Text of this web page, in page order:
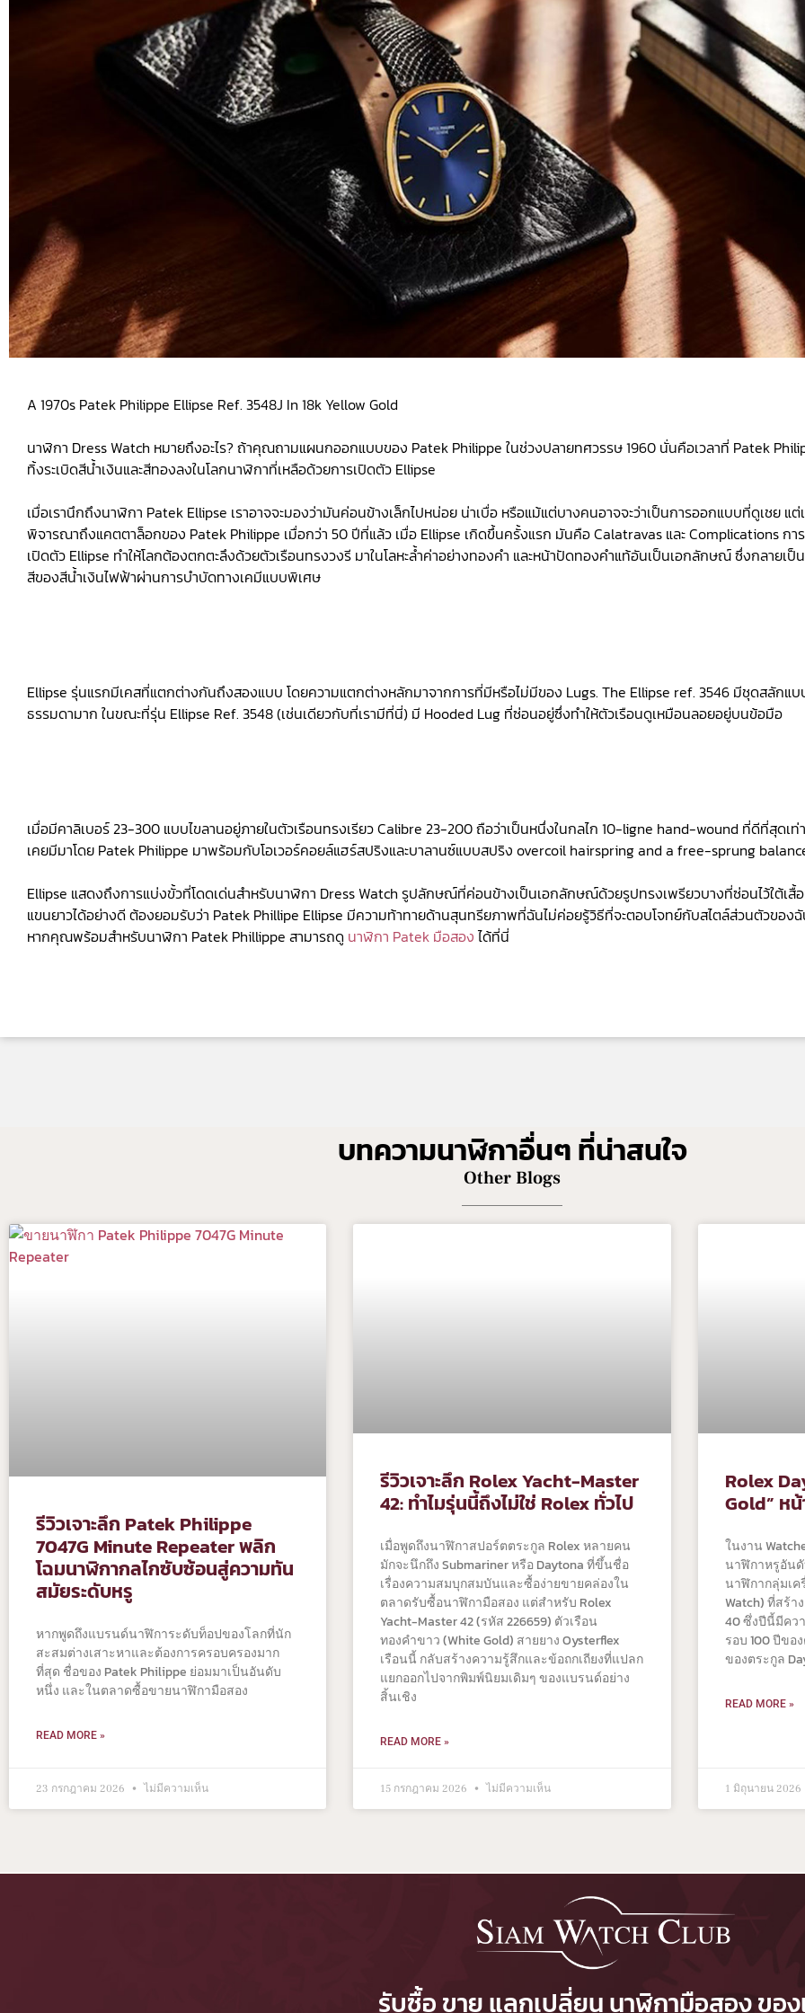
A 1970s Patek Philippe Ellipse Ref. 3548J In 18k Yellow Gold
นาฬิกา Dress Watch หมายถึงอะไร? ถ้าคุณถามแผนกออกแบบของ Patek Philippe ในช่วงปลายทศวรรษ 1960 นั่นคือเวลาที่ Patek
ทิ้งระเบิดสีน้ำเงินและสีทองลงในโลกนาฬิกาที่เหลือด้วยการเปิดตัว Ellipse
เมื่อเรานึกถึงนาฬิกา Patek Ellipse เราอาจจะมองว่ามันค่อนข้างเล็กไปหน่อย น่าเบื่อ หรือแม้แต่บางคนอาจจะว่าเป็นการออกแบบที่ดูเชย แต่
พิจารณาถึงแคตตาล็อกของ Patek Philippe เมื่อกว่า 50 ปีที่แล้ว เมื่อ Ellipse เกิดขึ้นครั้งแรก มันคือ Calatravas และ Complications การ
เปิดตัว Ellipse ทำให้โลกต้องตกตะลึงด้วยตัวเรือนทรงวงรี มาในโลหะล้ำค่าอย่างทองคำ และหน้าปัดทองคำแท้อันเป็นเอกลักษณ์ ซึ่งกลายเป็
สีของสีน้ำเงินไฟฟ้าผ่านการบำบัดทางเคมีแบบพิเศษ
Ellipse รุ่นแรกมีเคสที่แตกต่างกันถึงสองแบบ โดยความแตกต่างหลักมาจากการที่มีหรือไม่มีของ Lugs. The Ellipse ref. 3546 มีชุดสลักแบ
ธรรมดามาก ในขณะที่รุ่น Ellipse Ref. 3548 (เช่นเดียวกับที่เรามีที่นี่) มี Hooded Lug ที่ซ่อนอยู่ซึ่งทำให้ตัวเรือนดูเหมือนลอยอยู่บนข้อมือ
เมื่อมีคาลิเบอร์ 23-300 แบบไขลานอยู่ภายในตัวเรือนทรงเรียว Calibre 23-200 ถือว่าเป็นหนึ่งในกลไก 10-ligne hand-wound ที่ดีที่สุดเท่
เคยมีมาโดย Patek Philippe มาพร้อมกับโอเวอร์คอยล์แฮร์สปริงและบาลานซ์แบบสปริง overcoil hairspring and a free-sprung
Ellipse แสดงถึงการแบ่งขั้วที่โดดเด่นสำหรับนาฬิกา Dress Watch รูปลักษณ์ที่ค่อนข้างเป็นเอกลักษณ์ด้วยรูปทรงเพรียวบางที่ซ่อนไว้ใต้เสื้
แขนยาวได้อย่างดี ต้องยอมรับว่า Patek Phillipe Ellipse มีความท้าทายด้านสุนทรียภาพที่ฉันไม่ค่อยรู้วิธีที่จะตอบโจทย์กับสไตล์ส่วนตัวของ
หากคุณพร้อมสำหรับนาฬิกา Patek Phillippe สามารถดู นาฬิกา Patek มือสอง ได้ที่นี่
บทความนาฬิกาอื่นๆ ที่น่าสนใจ
Other Blogs
รีวิวเจาะลึก Patek Philippe
7047G Minute Repeater พลิก
โฉมนาฬิกากลไกซับซ้อนสู่ความทัน
สมัยระดับหรู
หากพูดถึงแบรนด์นาฬิการะดับท็อปของโลกที่นัก
สะสมต่างเสาะหาและต้องการครอบครองมาก
ที่สุด ชื่อของ Patek Philippe ย่อมมาเป็นอันดับ
หนึ่ง และในตลาดซื้อขายนาฬิกามือสอง
READ MORE »
23 กรกฎาคม 2026 ไม่มีความเห็น
รีวิวเจาะลึก Rolex Yacht-Master
42: ทำไมรุ่นนี้ถึงไม่ใช่ Rolex ทั่วไป
เมื่อพูดถึงนาฬิกาสปอร์ตตระกูล Rolex หลายคน
มักจะนึกถึง Submariner หรือ Daytona ที่ขึ้นชื่อ
เรื่องความสมบุกสมบันและซื้อง่ายขายคล่องใน
ตลาดรับซื้อนาฬิกามือสอง แต่สำหรับ Rolex
Yacht-Master 42 (รหัส 226659) ตัวเรือน
ทองคำขาว (White Gold) สายยาง Oysterflex
เรือนนี้ กลับสร้างความรู้สึกและข้อถกเถียงที่แปลก
แยกออกไปจากพิมพ์นิยมเดิมๆ ของแบรนด์อย่าง
สิ้นเชิง
READ MORE »
15 กรกฎาคม 2026 ไม่มีความเห็น
Rolex
Gold” ห
ในงาน
นาฬิกาหรูอันดั
นาฬิกากลุ่มเค
Watch) ที่สร้า
40 ซึ่งปีนี้มีคว
รอบ 100 ปีขอ
ของตระกูล
READ MORE »
1 มิถุนายน 2026
รับซื้อ ขาย แลกเปลี่ยน นาฬิกามือสอง ขอ